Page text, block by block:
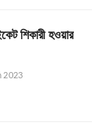
শিকারী হওয়ার
2023